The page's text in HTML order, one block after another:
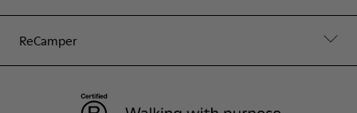
ReCamper